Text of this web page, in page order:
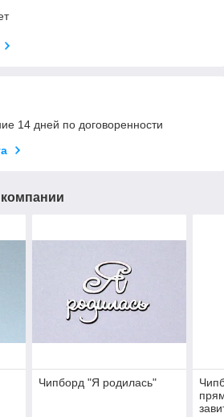
14 дней по договоренности
Чипборд "Я родилась"